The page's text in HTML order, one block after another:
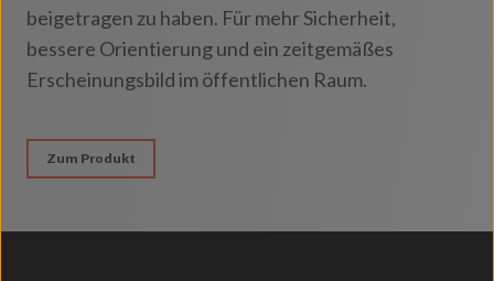
beigetragen zu haben. Für mehr Sicherheit,
bessere Orientierung und ein zeitgemäßes
Erscheinungsbild im öffentlichen Raum.
Zum Produkt